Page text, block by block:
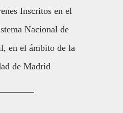
Inscritos en el
Nacional de
en el ámbito de la
de Madrid